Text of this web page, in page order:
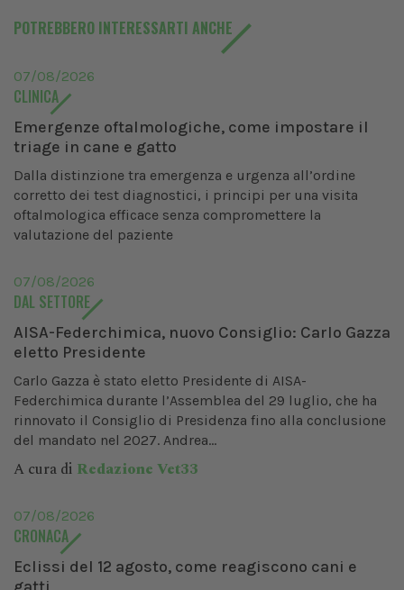
POTREBBERO INTERESSARTI ANCHE
07/08/2026
CLINICA
Emergenze oftalmologiche, come impostare il
triage in cane e gatto
Dalla distinzione tra emergenza e urgenza all’ordine
corretto dei test diagnostici, i principi per una visita
oftalmologica efficace senza compromettere la
valutazione del paziente
07/08/2026
DAL SETTORE
AISA-Federchimica, nuovo Consiglio: Carlo Gazza
eletto Presidente
Carlo Gazza è stato eletto Presidente di AISA-
Federchimica durante l’Assemblea del 29 luglio, che ha
rinnovato il Consiglio di Presidenza fino alla conclusione
del mandato nel 2027. Andrea...
A cura di Redazione Vet33
07/08/2026
CRONACA
Eclissi del 12 agosto, come reagiscono cani e